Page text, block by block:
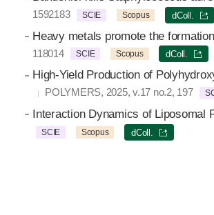
1592183
SCIE Scopus dColl.
Heavy metals promote the
118014
SCIE Scopus dColl.
High-Yield Production of
POLYMERS, 2025, v.17 no.2, 197
Interaction Dynamics of Liposomal
SCIE Scopus dColl.